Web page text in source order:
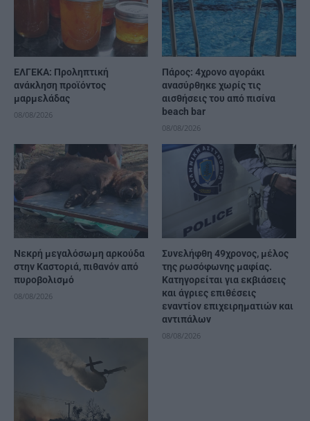
ΕΛΓΕΚΑ: Προληπτική
ανάκληση προϊόντος
μαρμελάδας
08/08/2026
Πάρος: 4χρονο αγοράκι
ανασύρθηκε χωρίς τις
αισθήσεις του από πισίνα
beach bar
08/08/2026
Νεκρή μεγαλόσωμη αρκούδα
στην Καστοριά, πιθανόν από
πυροβολισμό
08/08/2026
Συνελήφθη 49χρονος, μέλος
της ρωσόφωνης μαφίας.
Κατηγορείται για εκβιάσεις
και άγριες επιθέσεις
εναντίον επιχειρηματιών και
αντιπάλων
08/08/2026